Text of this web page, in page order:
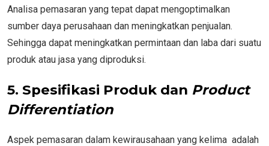
Analisa pemasaran yang tepat dapat mengoptimalkan
sumber daya perusahaan dan meningkatkan penjualan.
Sehingga dapat meningkatkan permintaan dan laba dari suatu
produk atau jasa yang diproduksi.
5. Spesifikasi Produk dan Product
Differentiation
Aspek pemasaran dalam kewirausahaan yang kelima adalah